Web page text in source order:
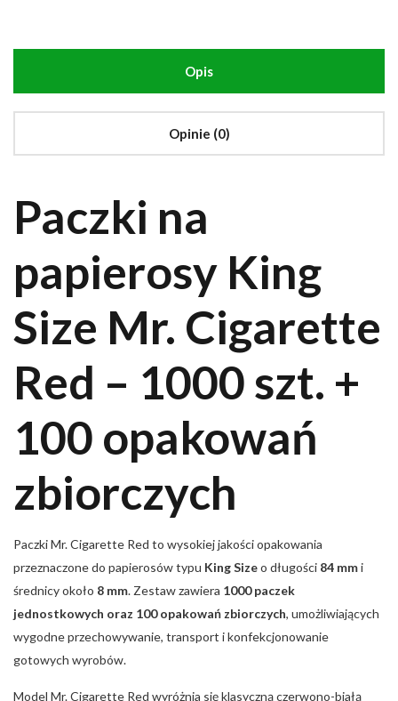
Opis
Opinie (0)
Paczki na
papierosy King
Size Mr. Cigarette
Red – 1000 szt. +
100 opakowań
zbiorczych
Paczki Mr. Cigarette Red to wysokiej jakości opakowania
przeznaczone do papierosów typu King Sizeo długości 84 mmi
średnicy około 8 mm. Zestaw zawiera 1000 paczek
jednostkowych oraz 100 opakowań zbiorczych, umożliwiających
wygodne przechowywanie, transport i konfekcjonowanie
gotowych wyrobów.
Model Mr. Cigarette Red wyróżnia się klasyczną czerwono-białą